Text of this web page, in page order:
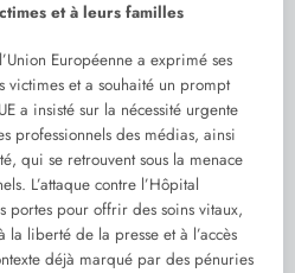
et à leurs familles
Européenne a exprimé ses
victimes et a souhaité un prompt
a insisté sur la nécessité urgente
professionnels des médias, ainsi
qui se retrouvent sous la menace
L’attaque contre l’Hôpital
pour offrir des soins vitaux,
la liberté de la presse et à l’accès
déjà marqué par des pénuries